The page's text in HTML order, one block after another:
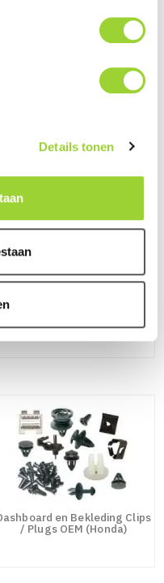
Details tonen
Pasklare Audio Systemen en
(Honda)
en Bekleding Clips
/ Plugs OEM (Honda)